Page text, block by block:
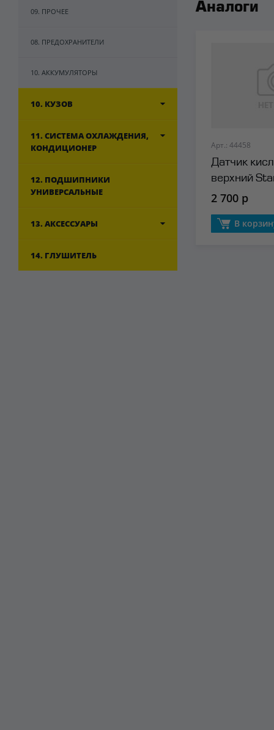
09. ПРОЧЕЕ
08. ПРЕДОХРАНИТЕЛИ
10. АККУМУЛЯТОРЫ
10. КУЗОВ
11. СИСТЕМА ОХЛАЖДЕНИЯ,
КОНДИЦИОНЕР
12. ПОДШИПНИКИ
УНИВЕРСАЛЬНЫЕ
13. АКСЕССУАРЫ
14. ГЛУШИТЕЛЬ
Аналоги
Арт.: 44458
Датчик
верхний
2 700 р
В